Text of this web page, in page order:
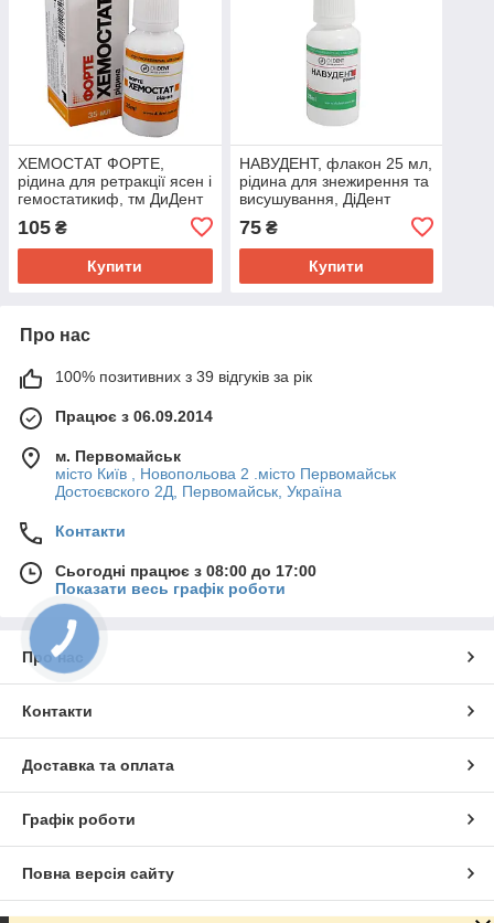
ХЕМОСТАТ ФОРТЕ,
рідина для ретракції ясен і
гемостатикиф, тм ДиДент
105 ₴
Купити
НАВУДЕНТ, флакон 25 мл,
рідина для знежирення та
висушування, ДіДент
75₴
Купити
Про нас
100% позитивних з 39 відгуків за рік
Працює з 06.09.2014
м. Первомайськ
місто Київ , Новопольова 2 .місто Первомайськ
Достоєвского 2Д, Первомайськ, Україна
Контакти
Сьогодні працює з 08:00 до 17:00
Показати весь графік роботи
Про нас
Контакти
Доставка та оплата
Графік роботи
Повна версія сайту
КНОПКА
ЗВ'ЯЗКУ